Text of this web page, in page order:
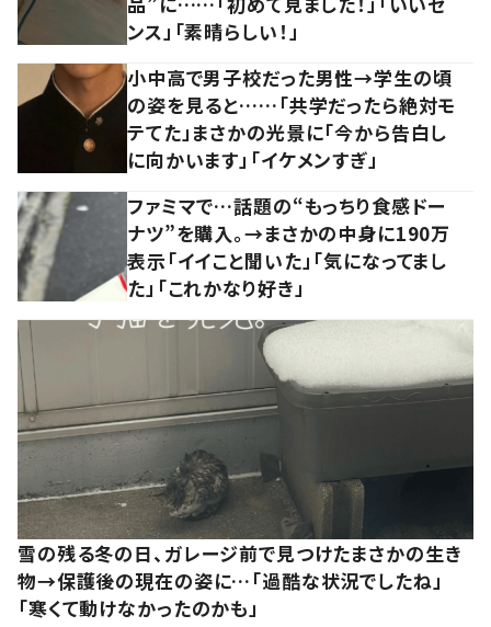
ンス」「素晴らしい！」
小中高で男子校だった男性→学生の頃
の姿を見ると……「共学だったら絶対モ
テてた」まさかの光景に「今から告白し
に向かいます」「イケメンすぎ」
ファミマで…話題の“もっちり食感ドー
ナツ”を購入。→まさかの中身に190万
表示「イイこと聞いた」「気になってまし
た」「これかなり好き」
雪の残る冬の日、ガレージ前で見つけたまさかの生き
物→保護後の現在の姿に…「過酷な状況でしたね」
「寒くて動けなかったのかも」